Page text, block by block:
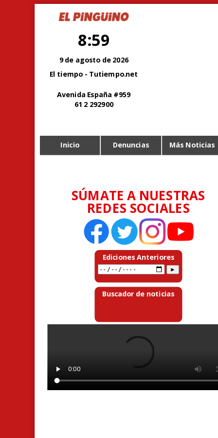
8:59
9 de agosto de 2026
El tiempo - Tutiempo.net
Avenida España #959
61 2 292900
Inicio Denuncias Más Noticias
SÚMATE A NUESTRAS
REDES SOCIALES
Ediciones Anteriores
Buscador de noticias